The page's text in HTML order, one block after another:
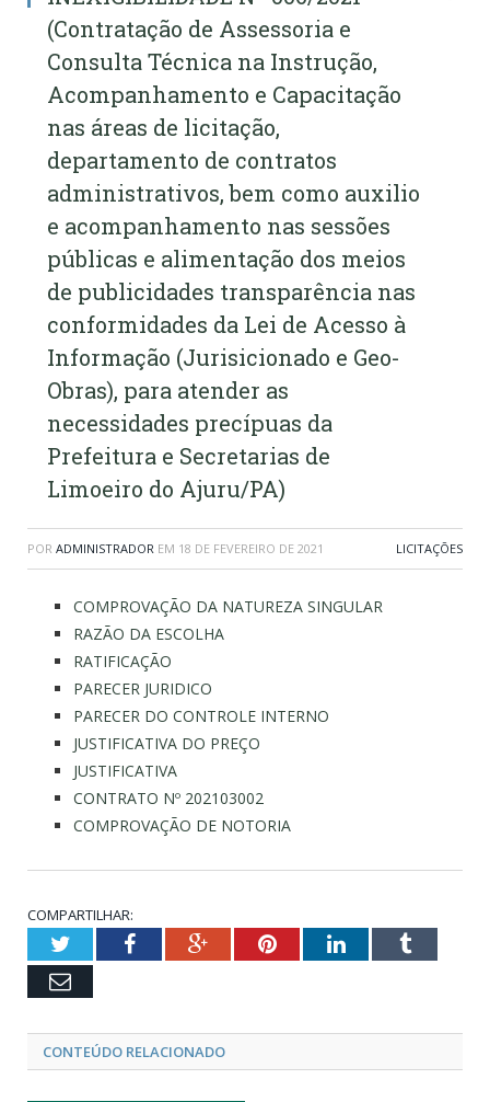
(Contratação de Assessoria e
Consulta Técnica na Instrução,
Acompanhamento e Capacitação
nas áreas de licitação,
departamento de contratos
administrativos, bem como auxilio
e acompanhamento nas sessões
públicas e alimentação dos meios
de publicidades transparência nas
conformidades da Lei de Acesso à
Informação (Jurisicionado e Geo-
Obras), para atender as
necessidades precípuas da
Prefeitura e Secretarias de
Limoeiro do Ajuru/PA)
POR ADMINISTRADOR EM 18 DE FEVEREIRO DE 2021 LICITAÇÕES
COMPROVAÇÃO DA NATUREZA SINGULAR
RAZÃO DA ESCOLHA
RATIFICAÇÃO
PARECER JURIDICO
PARECER DO CONTROLE INTERNO
JUSTIFICATIVA DO PREÇO
JUSTIFICATIVA
CONTRATO Nº 202103002
COMPROVAÇÃO DE NOTORIA
COMPARTILHAR:
TwitterFacebookGoogle+PinterestLinkedInTumblr
Email
CONTEÚDO RELACIONADO